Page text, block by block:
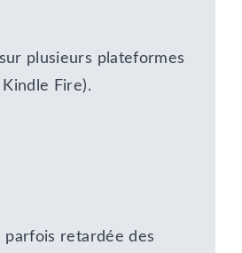
plusieurs plateformes
Fire).
parfois retardée des